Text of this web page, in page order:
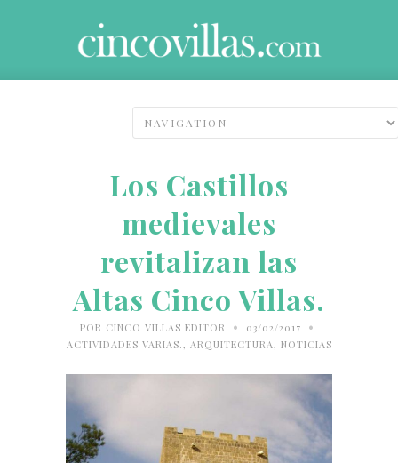
Los Castillos
medievales
revitalizan las
Altas Cinco Villas.
POR CINCO VILLAS EDITOR • 03/02/2017 •
ACTIVIDADES VARIAS. , ARQUITECTURA , NOTICIAS